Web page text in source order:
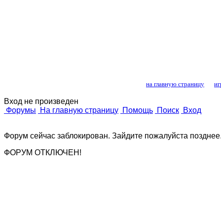
на главную страницу
Вход не произведен
Форумы
На главную страницу Помощь Поиск Вход
Форум сейчас заблокирован. Зайдите пожалуйста
ФОРУМ ОТКЛЮЧЕН!